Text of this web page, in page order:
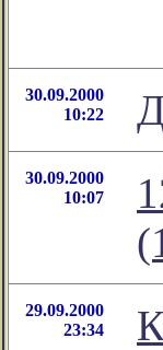
30.09.2000
10:22
30.09.2000
10:07
29.09.2000
23:34